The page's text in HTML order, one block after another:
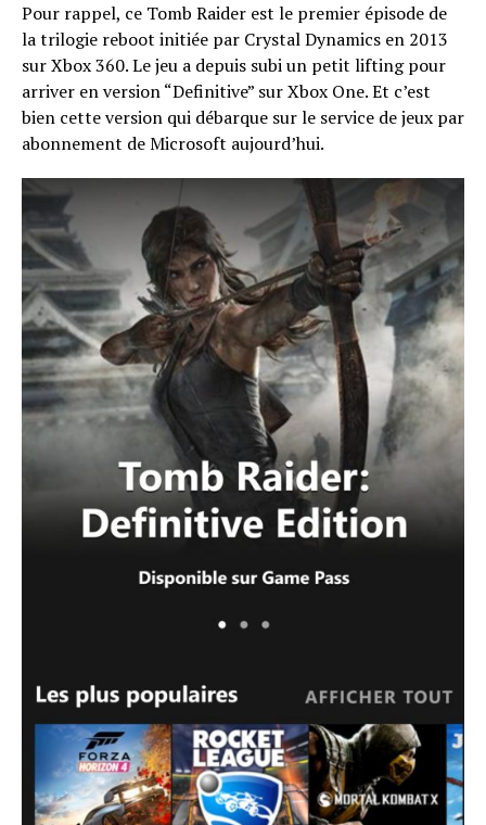
Pour rappel, ce Tomb Raider est le premier épisode de
la trilogie reboot initiée par Crystal Dynamics en 2013
sur Xbox 360. Le jeu a depuis subi un petit lifting pour
arriver en version “Definitive” sur Xbox One. Et c’est
bien cette version qui débarque sur le service de jeux par
abonnement de Microsoft aujourd’hui.